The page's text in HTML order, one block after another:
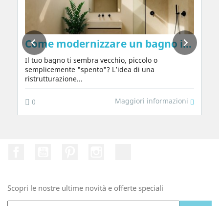
pareti in modo naturale, senza prodotti
Come modernizzare un bagno in
Il tuo bagno ti sembra vecchio, piccolo o
semplicemente "spento"? L’idea di una
ristrutturazione...
0 Maggiori informazioni
Scopri le nostre ultime novità e offerte speciali